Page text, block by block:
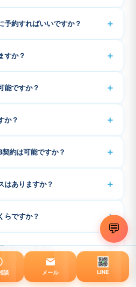
予約すればいいですか？ ＋
他の方のご案内、契約、外出、リモ
すか？ ＋
フォームからお気軽にご連絡くださ
能ですか？ ＋
。遠方、海外、時間が取りにくい場
か？ ＋
イル品川シーサイドでお買物されると
約は可能ですか？ ＋
はありますか？ ＋
す。詳しくは下部「無料送迎案内」
ださい。近隣のご自宅へ直接送迎も
らですか？ ＋
万×消費税。賃貸は賃料の1ヶ月
。割引は対応しておりませんが、一
の項目で結局は通常より追加でかか
、引越し会社の指定などもございま
がわかりません。 ＋
用語集」で、よく使われる「200種類
りやすく解説しています。記事中の
ですか？ ＋
談 メール LINE
💬